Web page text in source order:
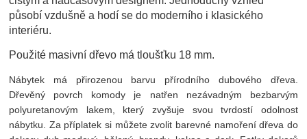
působí vzdušně a hodí se do moderního i klasického
interiéru.
Použité masivní dřevo má tloušťku 18 mm.
Nábytek má přirozenou barvu přírodního dubového dřeva.
Dřevěný povrch komody je natřen nezávadným bezbarvým
polyuretanovým lakem, který zvyšuje svou tvrdostí odolnost
nábytku. Za příplatek si můžete zvolit barevné namoření dřeva do